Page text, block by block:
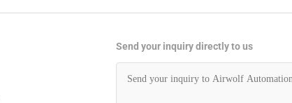
Send your inquiry directly to us